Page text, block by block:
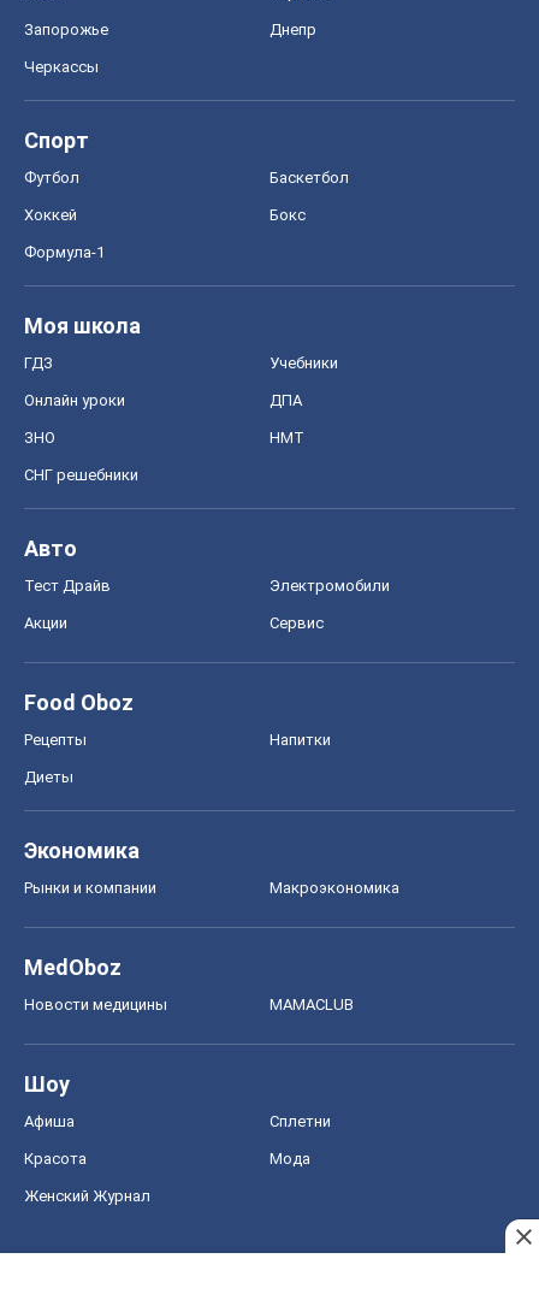
Запорожье Днепр
Черкассы
Спорт
Футбол Баскетбол
Хоккей Бокс
Формула-1
Моя школа
ГДЗ Учебники
Онлайн уроки ДПА
ЗНО НМТ
СНГ решебники
Авто
Тест Драйв Электромобили
Акции Сервис
Food Oboz
Рецепты Напитки
Диеты
Экономика
Рынки и компании Mакроэкономика
MedOboz
Новости медицины MAMACLUB
Шоу
Афиша Сплетни
Красота Мода
Женский Журнал